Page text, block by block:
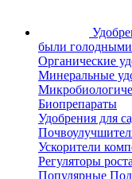
были
Органические
Минеральные
Биопрепараты
Удобрения для
Ускорители
Регуляторы роста
Популярные